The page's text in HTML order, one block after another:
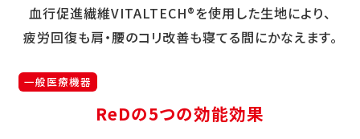
血行促進繊維VITALTECH®を使用した生地により、
疲労回復も肩・腰のコリ改善も寝てる間にかなえます。
一般医療機器
ReDの5つの効能効果